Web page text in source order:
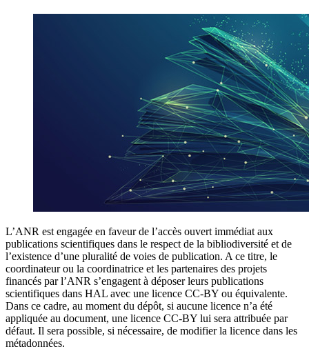
L’ANR est engagée en faveur de l’accès ouvert immédiat aux
publications scientifiques dans le respect de la bibliodiversité et de
l’existence d’une pluralité de voies de publication. A ce titre, le
coordinateur ou la coordinatrice et les partenaires des projets
financés par l’ANR s’engagent à déposer leurs publications
scientifiques dans HAL avec une licence CC-BY ou équivalente.
Dans ce cadre, au moment du dépôt, si aucune licence n’a été
appliquée au document, une licence CC-BY lui sera attribuée par
défaut. Il sera possible, si nécessaire, de modifier la licence dans les
métadonnées.